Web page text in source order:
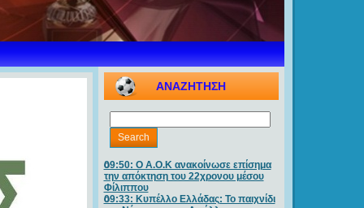
ΑΝΑΖΗΤΗΣΗ
09:50: O A.O.K ανακοίνωσε επίσημα
την απόκτηση του 22χρονου μέσου
Φίλιππου
09:33: Κυπέλλο Ελλάδας: Το παιχνίδι